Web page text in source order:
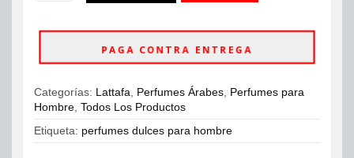
Parfum
Hombre
cantidad
PAGA CONTRA ENTREGA
Categorías: Lattafa Perfumes Árabes Perfumes para
Hombre Todos Los Productos
Etiqueta: perfumes dulces para hombre